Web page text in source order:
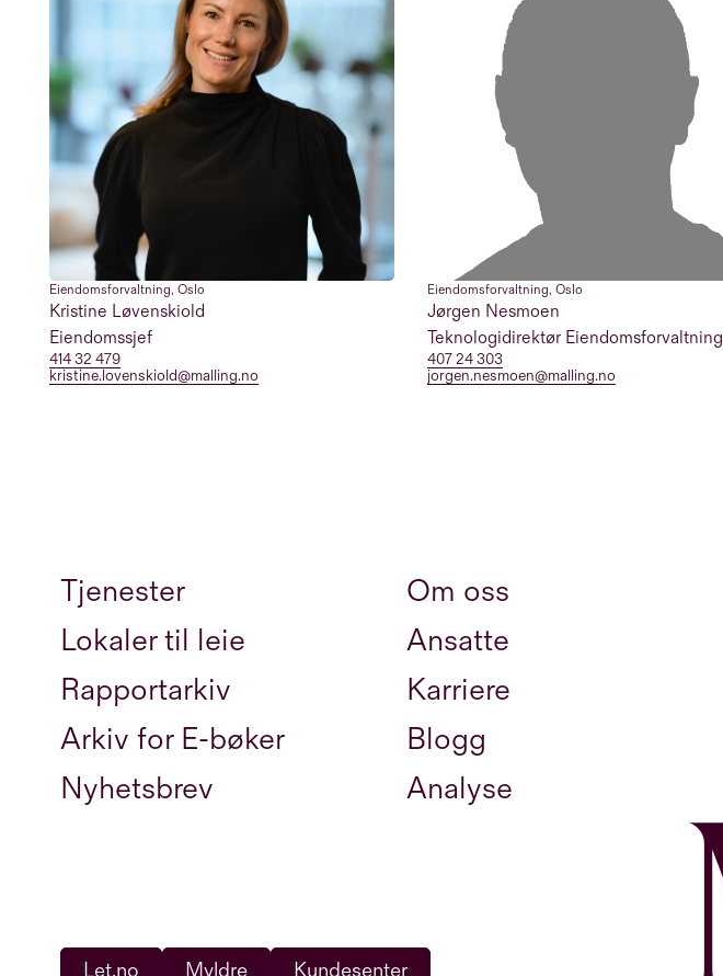
Eiendomsforvaltning, Oslo
Kristine Løvenskiold
Eiendomssjef
414 32 479
kristine.lovenskiold@malling.no
Eiendomsforvaltning, Oslo
Jørgen Nesmoen
Teknologidirektør Eiendomsforvaltning
407 24 303
jorgen.nesmoen@malling.no
Tjenester
Om oss
Lokaler til leie
Ansatte
Rapportarkiv
Karriere
Arkiv for E-bøker
Blogg
Nyhetsbrev
Analyse
Let.no Myldre Kundesenter